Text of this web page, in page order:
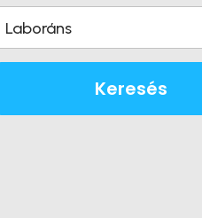
Laboráns
Keresés